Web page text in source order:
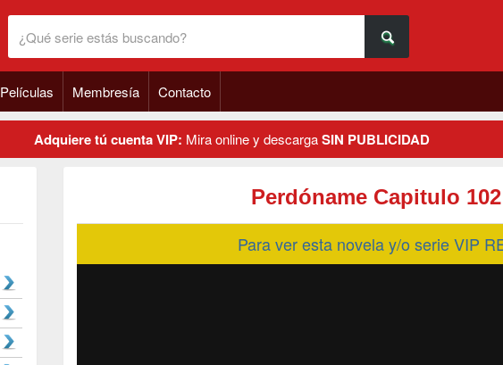
Películas Membresía Contacto
Adquiere tú cuenta VIP: Mira online y descargaSIN PUBLICIDAD
Perdóname Capitulo
Para ver esta novela y/o serie VIP